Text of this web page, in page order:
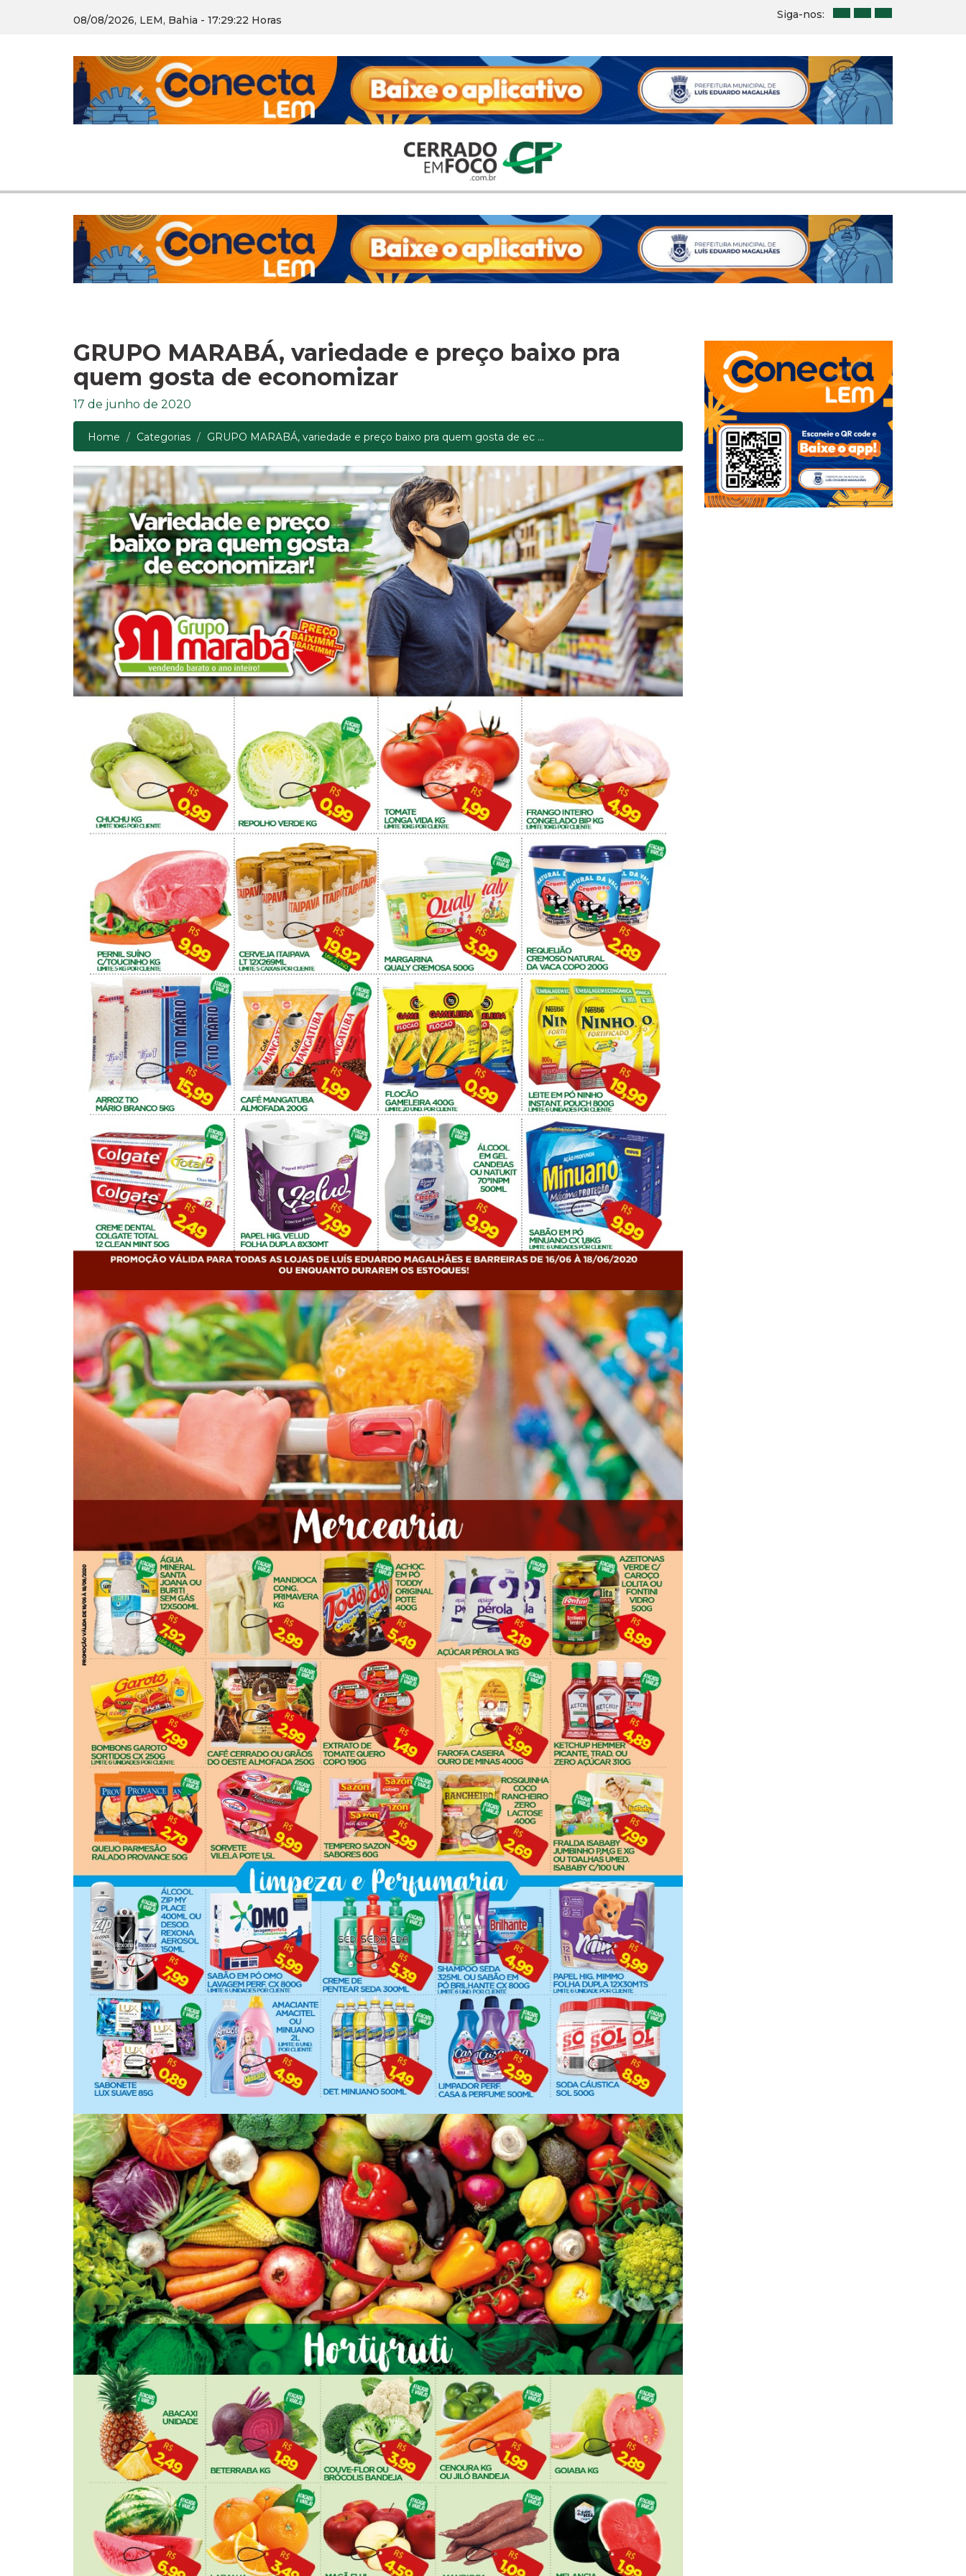
08/08/2026, LEM, Bahia - 17:29:25 Horas Siga-nos:
Previous Next
Previous Next
GRUPO MARABÁ, variedade e preço baixo pra
quem gosta de economizar
17 de junho de 2020
Home Categorias GRUPO MARABÁ, variedade e preço baixo pra quem gosta de ec ...